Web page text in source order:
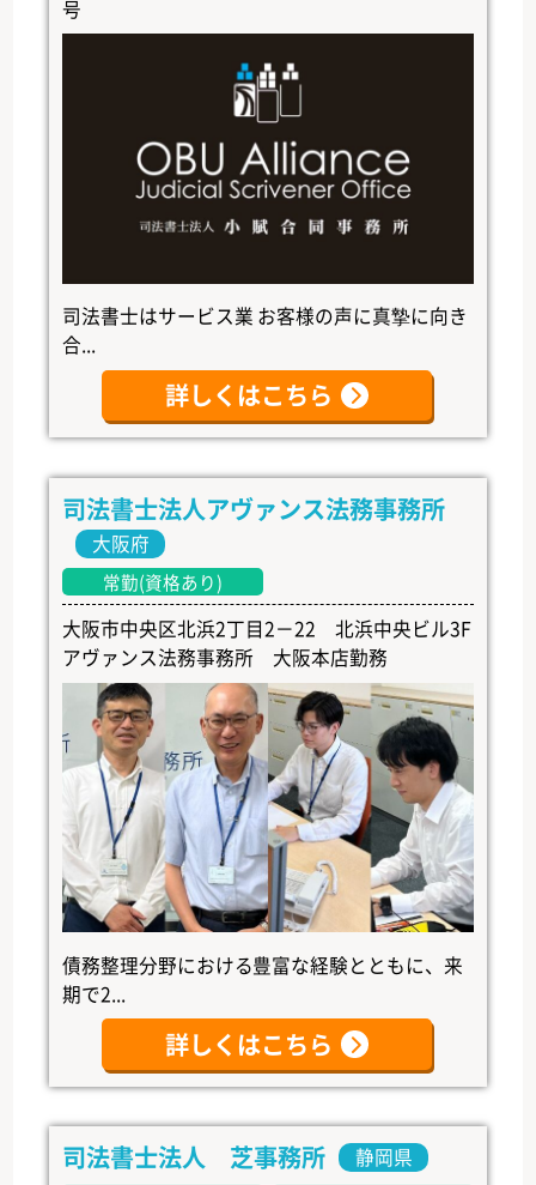
号
司法書士はサービス業 お客様の声に真摯に向き
合...
詳しくはこちら
司法書士法人アヴァンス法務事務所
大阪府
常勤(資格あり)
大阪市中央区北浜2丁目2－22 北浜中央ビル3F
アヴァンス法務事務所 大阪本店勤務
債務整理分野における豊富な経験とともに、来
期で2...
詳しくはこちら
司法書士法人 芝事務所 静岡県